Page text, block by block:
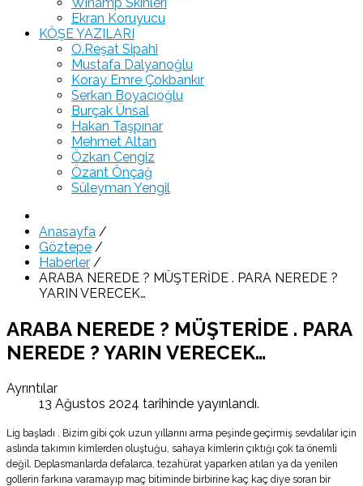
Ekran Koruyucu
KÖŞE YAZILARI
O.Reşat Sipahi
Mustafa Dalyanoğlu
Koray Emre Çokbankır
Serkan Boyacıoğlu
Burçak Ünsal
Hakan Taşpınar
Mehmet Altan
Özkan Cengiz
Özant Önçağ
Süleyman Yengil
Anasayfa /
Göztepe /
Haberler /
ARABA NEREDE ? MÜŞTERİDE . PARA NEREDE ?
YARIN VERECEK…
ARABA NEREDE ? MÜŞTERİDE . PARA
NEREDE ? YARIN VERECEK…
Ayrıntılar
13 Ağustos 2024 tarihinde yayınlandı.
Lig başladı . Bizim gibi çok uzun yıllarını arma peşinde geçirmiş sevdalılar için
aslında takımın kimlerden oluştuğu, sahaya kimlerin çıktığı çok ta önemli
değil. Deplasmanlarda defalarca, tezahürat yaparken atılan ya da yenilen
gollerin farkına varamayıp maç bitiminde birbirine kaç kaç diye soran bir